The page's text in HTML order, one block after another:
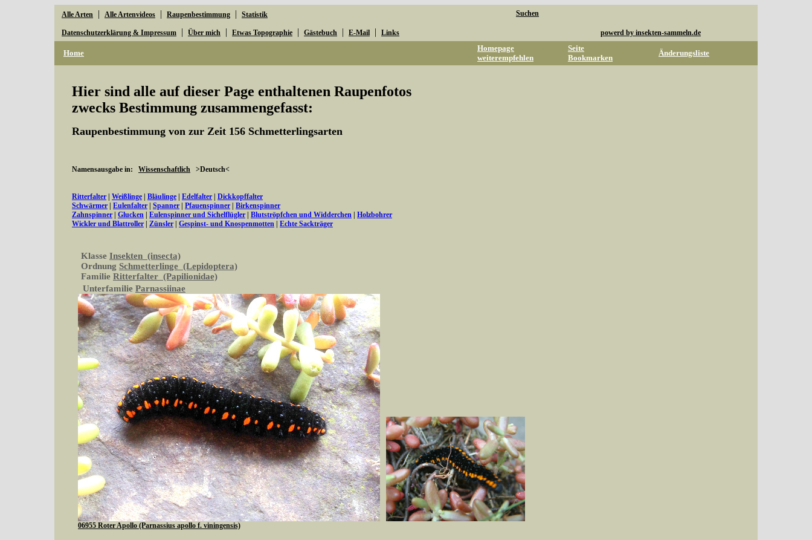
Alle Arten | Alle Artenvideos | Raupenbestimmung | Statistik Suchen
Datenschutzerklärung & Impressum | Über mich | Etwas Topographie | Gästebuch | E-Mail | Links powerd by insekten-sammeln.de
Home
Homepage
weiterempfehlen
Seite
Bookmarken
Änderungsliste
Hier sind alle auf dieser Page enthaltenen Raupenfotos
zwecks Bestimmung zusammengefasst:
Raupenbestimmung von zur Zeit 156 Schmetterlingsarten
Namensausgabe in: Wissenschaftlich >Deutsch<
Ritterfalter Weißlinge Bläulinge Edelfalter
Dickkopffalter
Schwärmer
Eulenfalter Spanner Pfauenspinner
Birkenspinner
Zahnspinner
Glucken Eulenspinner und Sichelflügler Blutströpfchen und Widderchen
Holzbohrer
Wickler und Blattroller
Zünsler Gespinst- und Knospenmotten Echte Sackträger
Klasse Insekten (insecta)
Ordnung Schmetterlinge (Lepidoptera)
Familie Ritterfalter (Papilionidae)
Unterfamilie Parnassiinae
06955 Roter Apollo (Parnassius apollo f. viningensis)